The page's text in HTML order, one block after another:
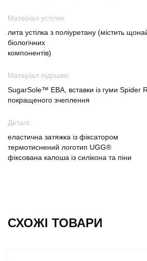
Матеріал устілки:
лита устілка з поліуретану (містить
біологічних
компонентів)
Матеріал підошви:
SugarSole™ ЕВА, вставки із гуми Spider
покращеного зчеплення
Деталі:
еластична затяжка із фіксатором
термотиснений логотип UGG®
фіксована калоша із силікона та піни
СХОЖІ ТОВАРИ